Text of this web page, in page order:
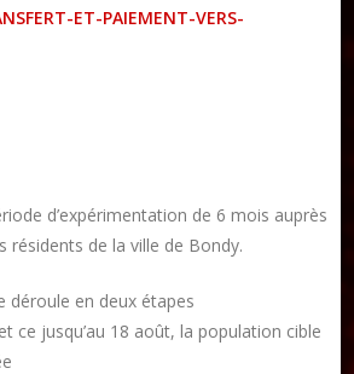
Numérique
ET-PAIEMENT-VERS-
d’expérimentation de 6 mois auprès
résidents de la ville de Bondy.
déroule en deux étapes
ce jusqu’au 18 août, la population cible